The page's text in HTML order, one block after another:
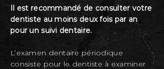
Il est recommandé de consulter votre
dentiste au moins deux fois par an
pour un suivi dentaire.
L’examen dentaire périodique
consiste pour le dentiste à examiner